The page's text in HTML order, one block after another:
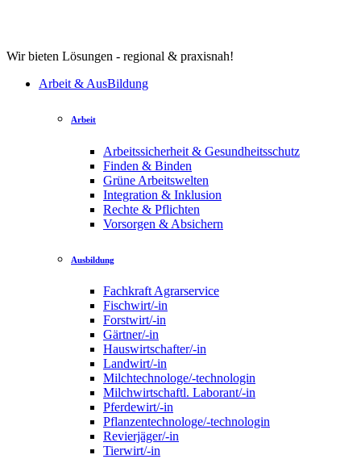
Wir bieten Lösungen - regional & praxisnah!
Arbeit & AusBildung
Arbeit
Arbeitssicherheit & Gesundheitsschutz
Finden & Binden
Grüne Arbeitswelten
Integration & Inklusion
Rechte & Pflichten
Vorsorgen & Absichern
Ausbildung
Fachkraft Agrarservice
Fischwirt/-in
Forstwirt/-in
Gärtner/-in
Hauswirtschafter/-in
Landwirt/-in
Milchtechnologe/-technologin
Milchwirtschaftl. Laborant/-in
Pferdewirt/-in
Pflanzentechnologe/-technologin
Revierjäger/-in
Tierwirt/-in